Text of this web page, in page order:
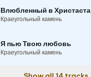
Влюбленный в Христаста
Краеугольный камень
Я пью Твою любовь
Краеугольный камень